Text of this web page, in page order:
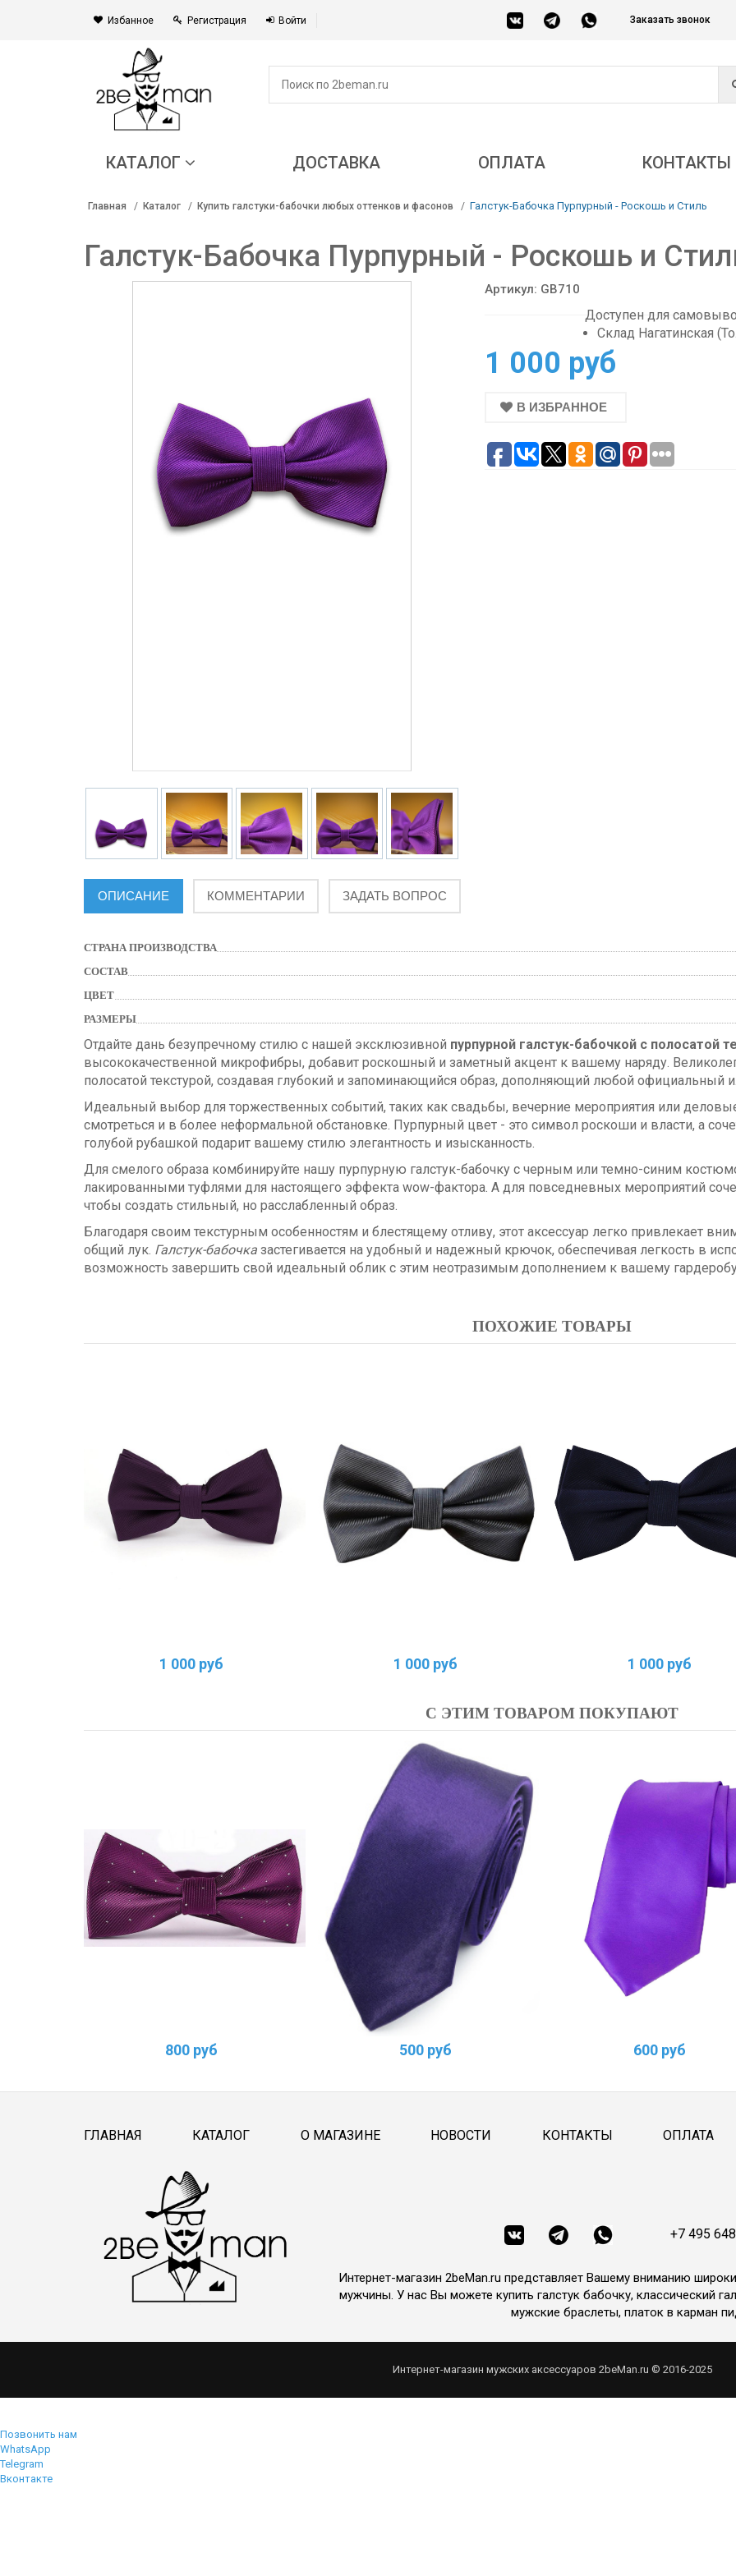
Избанное Регистрация Войти Заказать звонок
КАТАЛОГ ДОСТАВКА ОПЛАТА КОНТАКТЫ
Главная Каталог Купить галстуки-бабочки любых оттенков и фасонов Галстук-Бабочка Пурпурный - Роскошь и Стиль
Галстук-Бабочка Пурпурный - Роскошь и
Артикул: GB710
Доступен для
Склад Нагатинская
1 000 руб
В ИЗБРАННОЕ
ОПИСАНИЕ КОММЕНТАРИИ ЗАДАТЬ ВОПРОС
СТРАНА ПРОИЗВОДСТВА
СОСТАВ
ЦВЕТ
РАЗМЕРЫ
Отдайте дань безупречному стилю с нашей эксклюзивной пурпурной галстук-бабочкой с полосатой
высококачественной микрофибры, добавит роскошный и заметный акцент к вашему наряду.
полосатой текстурой, создавая глубокий и запоминающийся образ, дополняющий любой официальный
Идеальный выбор для торжественных событий, таких как свадьбы, вечерние мероприятия или деловые
смотреться и в более неформальной обстановке. Пурпурный цвет - это символ роскоши и власти, а
голубой рубашкой подарит вашему стилю элегантность и изысканность.
Для смелого образа комбинируйте нашу пурпурную галстук-бабочку с черным или темно-синим
лакированными туфлями для настоящего эффекта wow-фактора. А для повседневных мероприятий
чтобы создать стильный, но расслабленный образ.
Благодаря своим текстурным особенностям и блестящему отливу, этот аксессуар легко привлекает
общий лук. Галстук-бабочка застегивается на удобный и надежный крючок, обеспечивая легкость в
возможность завершить свой идеальный облик с этим неотразимым дополнением к вашему
ПОХОЖИЕ ТОВАРЫ
1 000 руб 1 000 руб 1 000 руб
С ЭТИМ ТОВАРОМ ПОКУПАЮТ
800 руб 500 руб 600 руб
ГЛАВНАЯ КАТАЛОГ О МАГАЗИНЕ НОВОСТИ КОНТАКТЫ ОПЛАТА
+7 495
Интернет-магазин 2beMan.ru представляет Вашему вниманию
мужчины. У нас Вы можете купить галстук бабочку, классический
мужские браслеты, платок в карман
Интернет-магазин мужских аксессуаров 2beMan.ru © 2016-2025
Позвонить нам
WhatsApp
Telegram
Вконтакте